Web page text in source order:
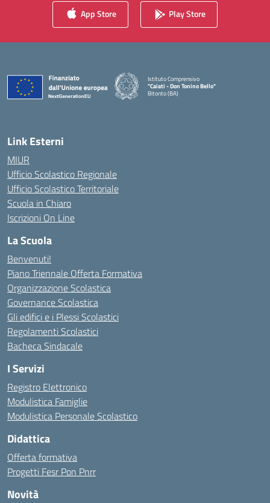
App Store Play Store
Istituto Comprensivo
"Caiati - Don Tonino Bello"
Bitonto (BA)
Link Esterni
MIUR
Ufficio Scolastico Regionale
Ufficio Scolastico Territoriale
Scuola in Chiaro
Iscrizioni On Line
La Scuola
Benvenuti!
Piano Triennale Offerta Formativa
Organizzazione Scolastica
Governance Scolastica
Gli edifici e i Plessi Scolastici
Regolamenti Scolastici
Bacheca Sindacale
I Servizi
Registro Elettronico
Modulistica Famiglie
Modulistica Personale Scolastico
Didattica
Offerta formativa
Progetti Fesr Pon Pnrr
Novità